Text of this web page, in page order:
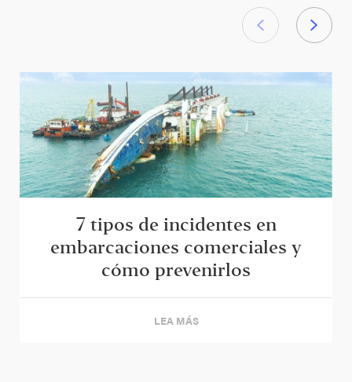
7 tipos de incidentes en
embarcaciones comerciales y
cómo prevenirlos
LEA MÁS